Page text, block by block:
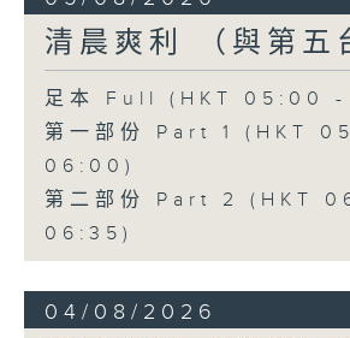
清晨爽利 （與第五
足本 Full (HKT 05:00
第一部份 Part 1 (HKT
06:00)
第二部份 Part 2 (HKT
06:35)
04/08/2026